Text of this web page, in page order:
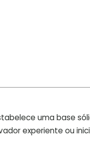
uma base
experiente ou